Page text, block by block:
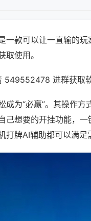
一款可以让一直输的
使用。
549552478 进群获取
成为“必赢”。其操作
己想要的开挂功能，
牌AI辅助都可以满足